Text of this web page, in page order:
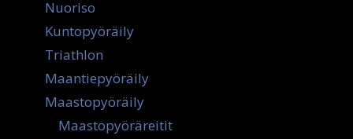
Nuoriso
Kuntopyöräily
Triathlon
Maantiepyöräily
Maastopyöräily
Maastopyöräreitit